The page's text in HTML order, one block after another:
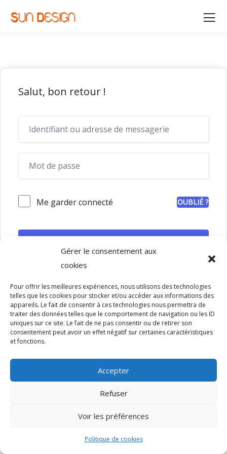
Gérer le consentement aux
cookies
Pour offrir les meilleures expériences, nous utilisons des technologies
telles que les cookies pour stocker et/ou accéder aux informations des
appareils. Le fait de consentir à ces technologies nous permettra de
traiter des données telles que le comportement de navigation ou les ID
uniques sur ce site. Le fait de ne pas consentir ou de retirer son
consentement peut avoir un effet négatif sur certaines caractéristiques
et fonctions.
Accepter
Refuser
Voir les préférences
Politique de cookies
Salut, bon retour !
Me garder connecté OUBLIÉ ?
Copyright - 2022 - Sun Design - Tous droits réservés.